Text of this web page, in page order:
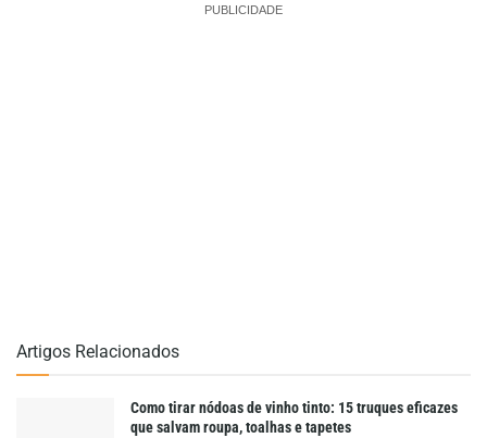
PUBLICIDADE
Artigos Relacionados
Como tirar nódoas de vinho tinto: 15 truques eficazes
que salvam roupa, toalhas e tapetes